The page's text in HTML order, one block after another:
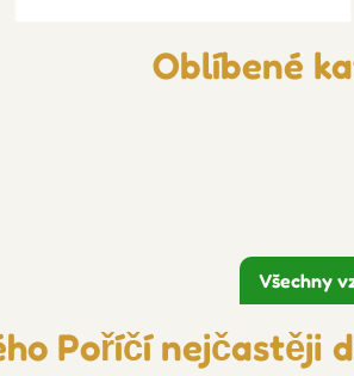
Oblíbené
Všechny
Poříčí nejčastěji